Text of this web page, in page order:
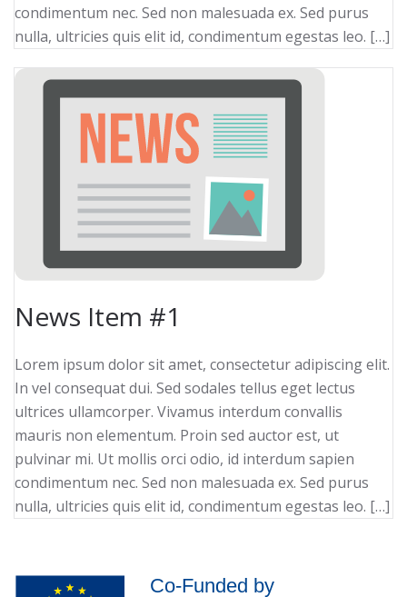
condimentum nec. Sed non malesuada ex. Sed purus
nulla, ultricies quis elit id, condimentum egestas leo. […]
News Item #1
Lorem ipsum dolor sit amet, consectetur adipiscing elit.
In vel consequat dui. Sed sodales tellus eget lectus
ultrices ullamcorper. Vivamus interdum convallis
mauris non elementum. Proin sed auctor est, ut
pulvinar mi. Ut mollis orci odio, id interdum sapien
condimentum nec. Sed non malesuada ex. Sed purus
nulla, ultricies quis elit id, condimentum egestas leo. […]